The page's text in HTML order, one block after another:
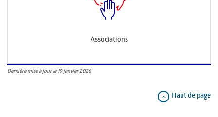
Associations
Dernière mise à jour le 19 janvier 2026
Haut de page